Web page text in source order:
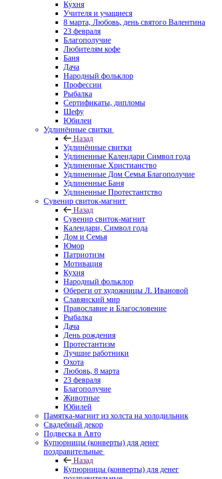
Кухня
Учителя и учащиеся
8 марта, Любовь, день святого Валентина
23 февраля
Благополучие
Любителям кофе
Баня
Дача
Народный фольклор
Профессии
Рыбалка
Сертификаты, дипломы
Шефу
Юбилеи
Удлинённые свитки
Назад
Удлинённые свитки
Удлиненные Календари Символ года
Удлиненные Христианство
Удлиненные Дом Семья Благополучие
Удлиненные Баня
Удлиненные Протестантство
Сувенир свиток-магнит
Назад
Сувенир свиток-магнит
Календари, Символ года
Дом и Семья
Юмор
Патриотизм
Мотивация
Кухня
Народный фольклор
Обереги от художницы Л. Ивановой
Славянский мир
Православие и Благословение
Рыбалка
Дача
День рождения
Протестантизм
Лучшие работники
Охота
Любовь, 8 марта
23 февраля
Благополучие
Животные
Юбилей
Памятка-магнит из холста на холодильник
Свадебный декор
Подвеска в Авто
Купюрницы (конверты) для денег
поздравительные
Назад
Купюрницы (конверты) для денег